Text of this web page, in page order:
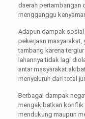
daerah pertambangan
mengganggu
Adapun dampak
pekerjaan masyarakat,
tambang karena
lahannya tidak lagi
antar masyarakat
menyeluruh dari total
Berbagai dampak
mengakibatkan konflik
mendukung maupun